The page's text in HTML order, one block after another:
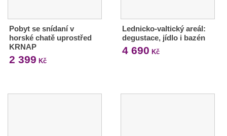
Pobyt se snídaní v
horské chatě uprostřed
KRNAP
2 399 Kč
Lednicko-valtický areál:
degustace, jídlo i bazén
4 690 Kč